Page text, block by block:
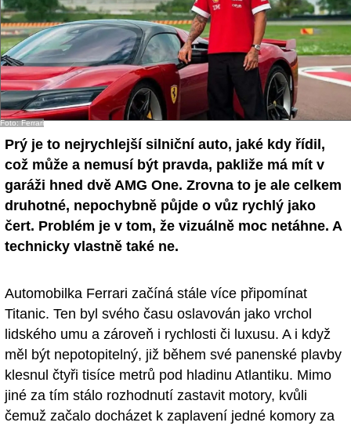
Foto: Ferrari
Prý je to nejrychlejší silniční auto, jaké kdy řídil,
což může a nemusí být pravda, pakliže má mít v
garáži hned dvě AMG One. Zrovna to je ale celkem
druhotné, nepochybně půjde o vůz rychlý jako
čert. Problém je v tom, že vizuálně moc netáhne. A
technicky vlastně také ne.
Automobilka Ferrari začíná stále více připomínat
Titanic. Ten byl svého času oslavován jako vrchol
lidského umu a zároveň i rychlosti či luxusu. A i když
měl být nepotopitelný, již během své panenské plavby
klesnul čtyři tisíce metrů pod hladinu Atlantiku. Mimo
jiné za tím stálo rozhodnutí zastavit motory, kvůli
čemuž začalo docházet k zaplavení jedné komory za